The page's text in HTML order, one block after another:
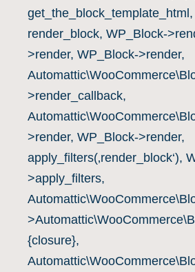
render_block, WP_Block-
>render, WP_Block->render,
>render_callback,
>render, WP_Block->render,
apply_filters(‚render_block‘),
>apply_filters,
{closure},